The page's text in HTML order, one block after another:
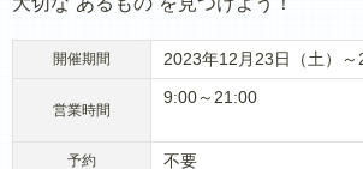
開催期間 2023年12月23日（土）～
営業時間
9:00～21:00
予約 不要